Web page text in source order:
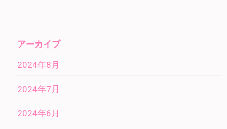
アーカイブ
2024年8月
2024年7月
2024年6月